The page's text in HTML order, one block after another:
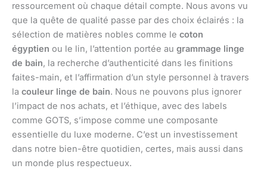
ressourcement où chaque détail compte. Nous avons vu
que la quête de qualité passe par des choix éclairés : la
sélection de matières nobles comme le coton
égyptien ou le lin, l’attention portée au grammage linge
de bain, la recherche d’authenticité dans les finitions
faites-main, et l’affirmation d’un style personnel à travers
la couleur linge de bain. Nous ne pouvons plus ignorer
l’impact de nos achats, et l’éthique, avec des labels
comme GOTS, s’impose comme une composante
essentielle du luxe moderne. C’est un investissement
dans notre bien-être quotidien, certes, mais aussi dans
un monde plus respectueux.